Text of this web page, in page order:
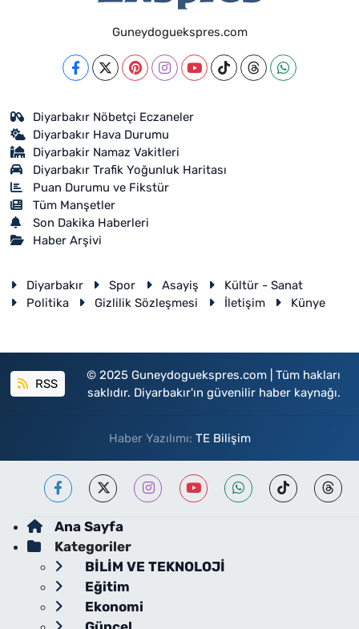
Guneydoguekspres.com
Diyarbakır Nöbetçi Eczaneler
Diyarbakır Hava Durumu
Diyarbakir Namaz Vakitleri
Diyarbakır Trafik Yoğunluk Haritası
Puan Durumu ve Fikstür
Tüm Manşetler
Son Dakika Haberleri
Haber Arşivi
Diyarbakır Spor Asayiş
Kültür - Sanat
Politika
Gizlilik Sözleşmesi İletişim Künye
RSS
© 2025 Guneydoguekspres.com | Tüm hakları
saklıdır. Diyarbakır'ın güvenilir haber kaynağı.
Haber Yazılımı: TE Bilişim
Ana Sayfa
Kategoriler
BİLİM VE TEKNOLOJİ
Eğitim
Ekonomi